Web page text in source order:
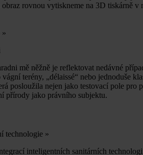
rovnou vytiskneme na 3D tiskárně
»
mě něžně je reflektovat nedávné
terény, „délaissé“ nebo jednoduše
posloužila nejen jako testovací pole
přírody jako právního subjektu.
technologie »
inteligentních sanitárních